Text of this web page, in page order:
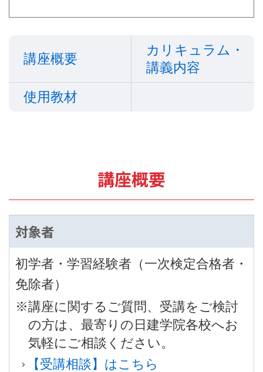
講座概要
カリキュラム・
講義内容
使用教材
講座概要
対象者
初学者・学習経験者（一次検定合格者・
免除者）
※講座に関するご質問、受講をご検討
の方は、最寄りの日建学院各校へお
気軽にご相談ください。
【受講相談】はこちら